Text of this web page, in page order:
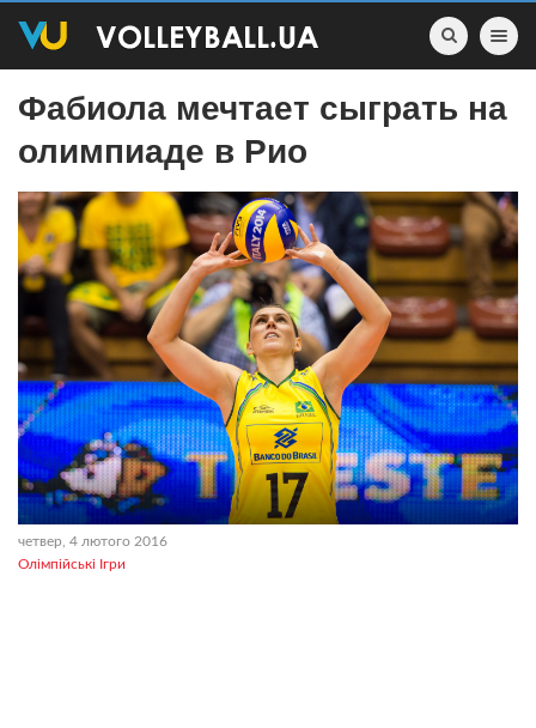
Toggle
Фабиола мечтает сыграть на
олимпиаде в Рио
четвер, 4 лютого 2016
Олімпійські Ігри